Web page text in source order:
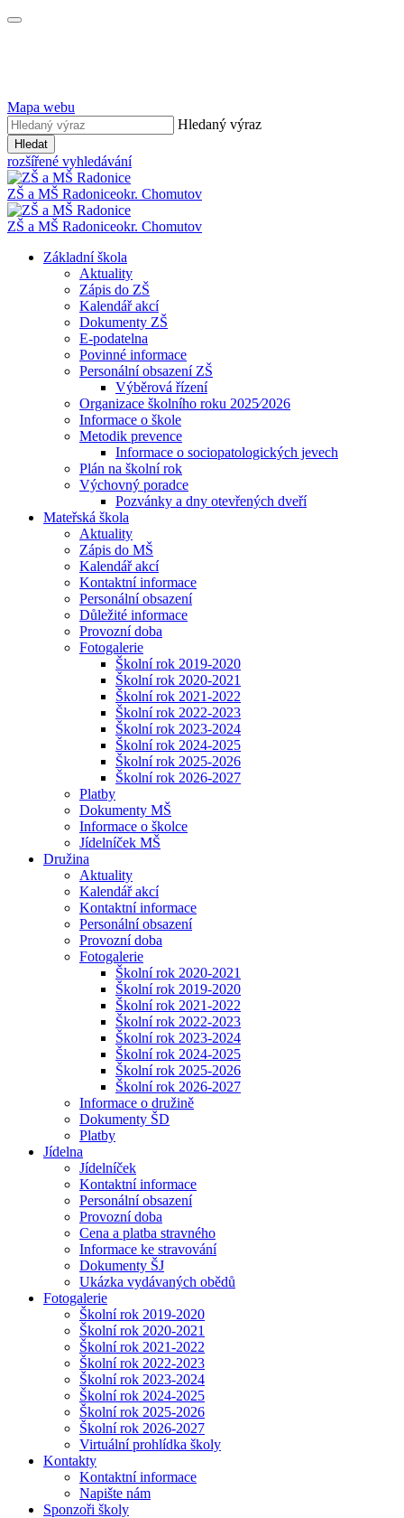
Mapa webu
Hledaný výraz
Hledat
rozšířené vyhledávání
ZŠ a MŠ Radoniceokr. Chomutov
ZŠ a MŠ Radoniceokr. Chomutov
Základní škola
Aktuality
Zápis do ZŠ
Kalendář akcí
Dokumenty ZŠ
E-podatelna
Povinné informace
Personální obsazení ZŠ
Výběrová řízení
Organizace školního roku 2025⁄2026
Informace o škole
Metodik prevence
Informace o sociopatologických jevech
Plán na školní rok
Výchovný poradce
Pozvánky a dny otevřených dveří
Mateřská škola
Aktuality
Zápis do MŠ
Kalendář akcí
Kontaktní informace
Personální obsazení
Důležité informace
Provozní doba
Fotogalerie
Školní rok 2019-2020
Školní rok 2020-2021
Školní rok 2021-2022
Školní rok 2022-2023
Školní rok 2023-2024
Školní rok 2024-2025
Školní rok 2025-2026
Školní rok 2026-2027
Platby
Dokumenty MŠ
Informace o školce
Jídelníček MŠ
Družina
Aktuality
Kalendář akcí
Kontaktní informace
Personální obsazení
Provozní doba
Fotogalerie
Školní rok 2020-2021
Školní rok 2019-2020
Školní rok 2021-2022
Školní rok 2022-2023
Školní rok 2023-2024
Školní rok 2024-2025
Školní rok 2025-2026
Školní rok 2026-2027
Informace o družině
Dokumenty ŠD
Platby
Jídelna
Jídelníček
Kontaktní informace
Personální obsazení
Provozní doba
Cena a platba stravného
Informace ke stravování
Dokumenty ŠJ
Ukázka vydávaných obědů
Fotogalerie
Školní rok 2019-2020
Školní rok 2020-2021
Školní rok 2021-2022
Školní rok 2022-2023
Školní rok 2023-2024
Školní rok 2024-2025
Školní rok 2025-2026
Školní rok 2026-2027
Virtuální prohlídka školy
Kontakty
Kontaktní informace
Napište nám
Sponzoři školy